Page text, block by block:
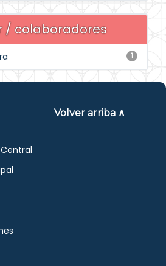
/ colaboradores
1
Volver arriba ∧